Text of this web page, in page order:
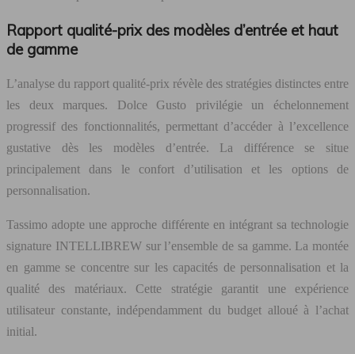
Rapport qualité-prix des modèles d’entrée et haut
de gamme
L’analyse du rapport qualité-prix révèle des stratégies distinctes entre
les deux marques. Dolce Gusto privilégie un échelonnement
progressif des fonctionnalités, permettant d’accéder à l’excellence
gustative dès les modèles d’entrée. La différence se situe
principalement dans le confort d’utilisation et les options de
personnalisation.
Tassimo adopte une approche différente en intégrant sa technologie
signature INTELLIBREW sur l’ensemble de sa gamme. La montée
en gamme se concentre sur les capacités de personnalisation et la
qualité des matériaux. Cette stratégie garantit une expérience
utilisateur constante, indépendamment du budget alloué à l’achat
initial.